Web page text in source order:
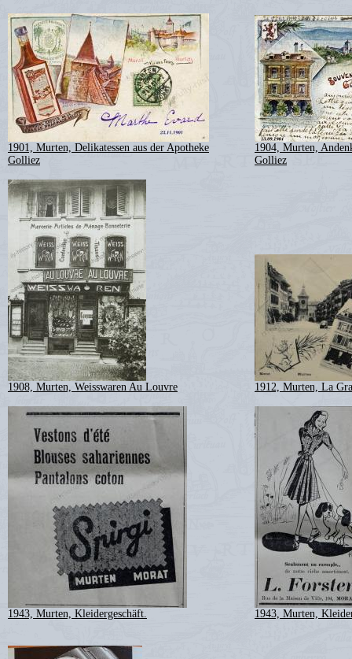
1901, Murten, Delikatessen aus der Apotheke
Golliez
1904, Murten,
Golliez
1908, Murten, Weisswaren Au Louvre 1912, Murten, La
1943, Murten, Kleidergeschäft. 1943, Murten,